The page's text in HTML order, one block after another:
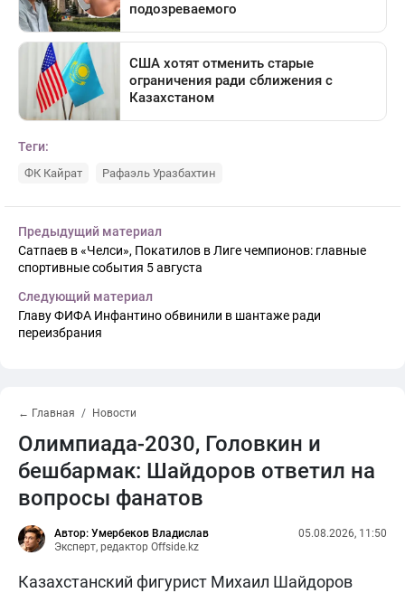
Теги:
ФК Кайрат Рафаэль Уразбахтин
Предыдущий материал
Сатпаев в «Челси», Покатилов в Лиге чемпионов: главные
спортивные события 5 августа
Следующий материал
Главу ФИФА Инфантино обвинили в шантаже ради
переизбрания
← Главная Новости
Олимпиада-2030, Головкин и
бешбармак: Шайдоров ответил на
вопросы фанатов
Автор: Умербеков Владислав
Эксперт, редактор Offside.kz
05.08.2026, 11:50
Казахстанский фигурист Михаил Шайдоров